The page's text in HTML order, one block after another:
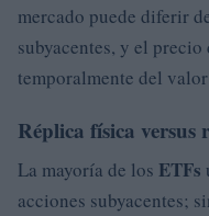
mercado puede diferir
subyacentes, y el precio
temporalmente del
Réplica física versus
La mayoría de los ETFs
acciones subyacentes;